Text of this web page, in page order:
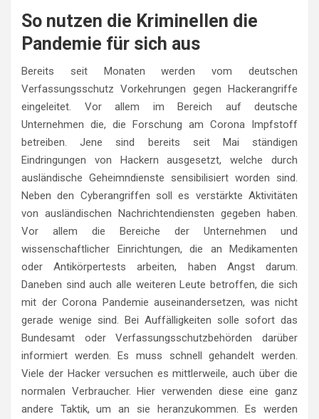
So nutzen die Kriminellen die
Pandemie für sich aus
Bereits seit Monaten werden vom deutschen
Verfassungsschutz Vorkehrungen gegen Hackerangriffe
eingeleitet. Vor allem im Bereich auf deutsche
Unternehmen die, die Forschung am Corona Impfstoff
betreiben. Jene sind bereits seit Mai ständigen
Eindringungen von Hackern ausgesetzt, welche durch
ausländische Geheimndienste sensibilisiert worden sind.
Neben den Cyberangriffen soll es verstärkte Aktivitäten
von ausländischen Nachrichtendiensten gegeben haben.
Vor allem die Bereiche der Unternehmen und
wissenschaftlicher Einrichtungen, die an Medikamenten
oder Antikörpertests arbeiten, haben Angst darum.
Daneben sind auch alle weiteren Leute betroffen, die sich
mit der Corona Pandemie auseinandersetzen, was nicht
gerade wenige sind. Bei Auffälligkeiten solle sofort das
Bundesamt oder Verfassungsschutzbehörden darüber
informiert werden. Es muss schnell gehandelt werden.
Viele der Hacker versuchen es mittlerweile, auch über die
normalen Verbraucher. Hier verwenden diese eine ganz
andere Taktik, um an sie heranzukommen. Es werden